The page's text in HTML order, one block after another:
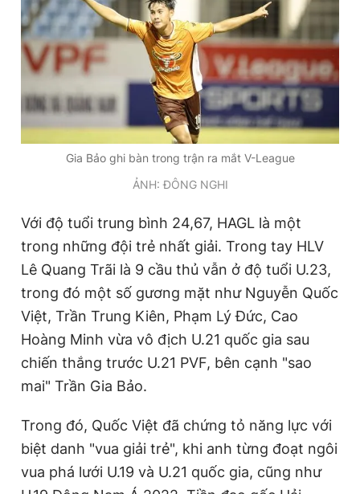
Gia Bảo ghi bàn trong trận ra mắt V-League
ẢNH: ĐÔNG NGHI
Với độ tuổi trung bình 24,67, HAGL là một
trong những đội trẻ nhất giải. Trong tay HLV
Lê Quang Trãi là 9 cầu thủ vẫn ở độ tuổi U.23,
trong đó một số gương mặt như Nguyễn Quốc
Việt, Trần Trung Kiên, Phạm Lý Đức, Cao
Hoàng Minh vừa vô địch U.21 quốc gia sau
chiến thắng trước U.21 PVF, bên cạnh "sao
mai" Trần Gia Bảo.
Trong đó, Quốc Việt đã chứng tỏ năng lực với
biệt danh "vua giải trẻ", khi anh từng đoạt ngôi
vua phá lưới U.19 và U.21 quốc gia, cũng như